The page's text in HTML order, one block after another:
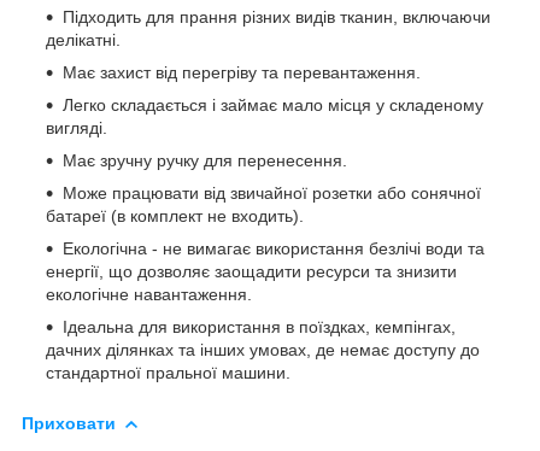
Підходить для прання різних видів тканин, включаючи
делікатні.
Має захист від перегріву та перевантаження.
Легко складається і займає мало місця у складеному
вигляді.
Має зручну ручку для перенесення.
Може працювати від звичайної розетки або сонячної
батареї (в комплект не входить).
Екологічна - не вимагає використання безлічі води та
енергії, що дозволяє заощадити ресурси та знизити
екологічне навантаження.
Ідеальна для використання в поїздках, кемпінгах,
дачних ділянках та інших умовах, де немає доступу до
стандартної пральної машини.
Приховати